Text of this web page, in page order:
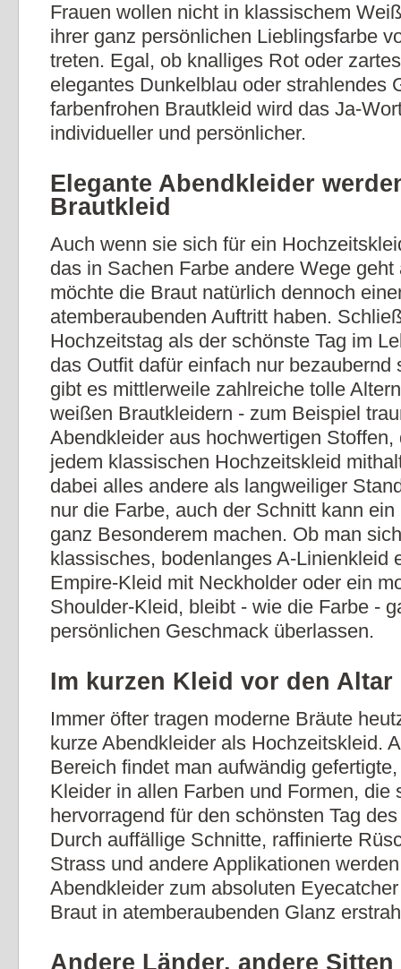
Frauen wollen nicht in klassischem
ihrer ganz persönlichen Lieblingsfarbe
treten. Egal, ob knalliges Rot oder
elegantes Dunkelblau oder strahlendes
farbenfrohen Brautkleid wird das Ja-
individueller und persönlicher.
Elegante Abendkleider
Brautkleid
Auch wenn sie sich für ein
das in Sachen Farbe andere Wege geht
möchte die Braut natürlich dennoch
atemberaubenden Auftritt haben.
Hochzeitstag als der schönste Tag im
das Outfit dafür einfach nur bezaubernd
gibt es mittlerweile zahlreiche tolle
weißen Brautkleidern - zum Beispiel
Abendkleider aus hochwertigen Stoffen,
jedem klassischen Hochzeitskleid
dabei alles andere als langweiliger
nur die Farbe, auch der Schnitt kann
ganz Besonderem machen. Ob man
klassisches, bodenlanges A-Linienkleid
Empire-Kleid mit Neckholder oder ein
Shoulder-Kleid, bleibt - wie die Farbe -
persönlichen Geschmack überlassen.
Im kurzen Kleid vor den Altar
Immer öfter tragen moderne Bräute
kurze Abendkleider als Hochzeitskleid.
Bereich findet man aufwändig
Kleider in allen Farben und Formen, die
hervorragend für den schönsten Tag
Durch auffällige Schnitte, raffinierte
Strass und andere Applikationen
Abendkleider zum absoluten
Braut in atemberaubenden Glanz
Andere Länder, andere Sitten